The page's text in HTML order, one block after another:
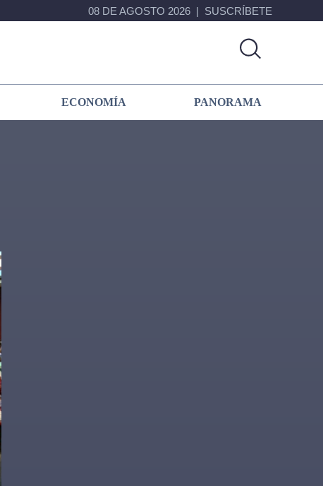
08 DE AGOSTO 2026 SUSCRÍBETE
ECONOMÍA PANORAMA